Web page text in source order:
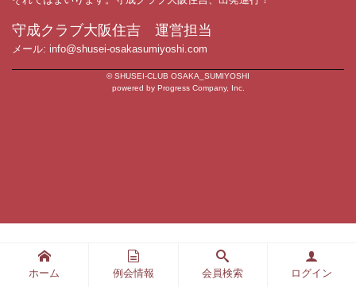
ホーム 例会情報 会員検索 ログイン
守成クラブ大阪住吉 運営担当
メール: info@shusei-osakasumiyoshi.com
© SHUSEI-CLUB OSAKA_SUMIYOSHI
powered by Progress Company, Inc.